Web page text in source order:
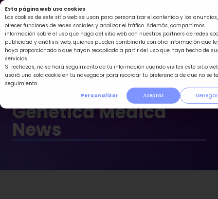
Esta página web usa cookies
Las cookies de este sitio web se usan para personalizar el contenido y los anuncios,
ofrecer funciones de redes sociales y analizar el tráfico. Además, compartimos
información sobre el uso que haga del sitio web con nuestros partners de redes
publicidad y análisis web, quienes pueden combinarla con otra información que
haya proporcionado o que hayan recopilado a partir del uso que haya hecho de
servicios.
Si rechazas, no se hará seguimiento de tu información cuando visites este sitio
usará una sola cookie en tu navegador para recordar tu preferencia de que no se
seguimiento.
Personalizar
Aceptar Denegar
Ir
al
contenido
Genética Médica
News